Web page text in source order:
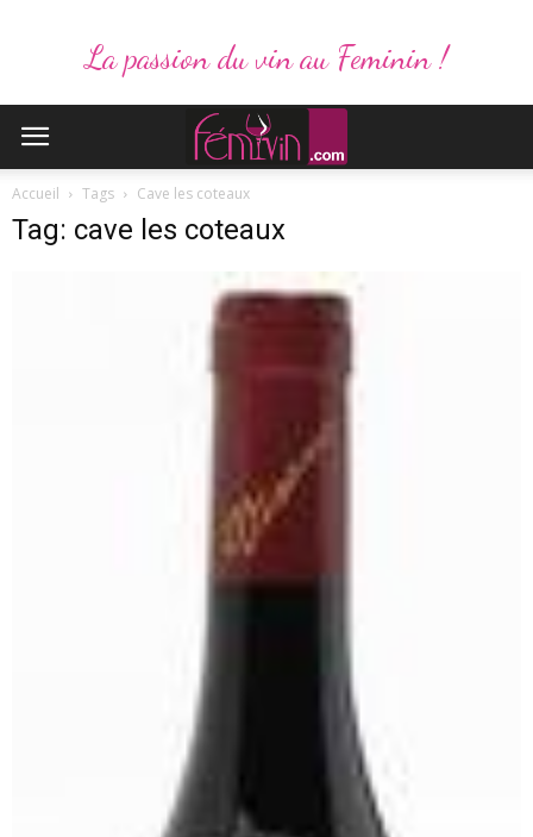
La passion du vin au Feminin !
Accueil Tags Cave les coteaux
Tag: cave les coteaux